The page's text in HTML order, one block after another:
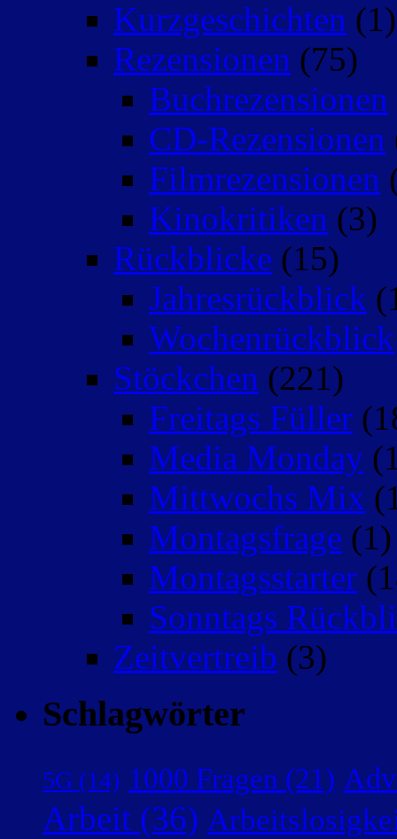
Kurzgeschichten (1)
Rezensionen (75)
Buchrezensionen
CD-Rezensionen
Filmrezensionen
Kinokritiken (3)
Rückblicke (15)
Jahresrückblick
Wochenrückblick
Stöckchen (221)
Freitags Füller
Media Monday
Mittwochs Mix
Montagsfrage (1)
Montagsstarter
Sonntags
Zeitvertreib (3)
Schlagwörter
5G (14) 1000 Fragen (21)
Arbeit (36)